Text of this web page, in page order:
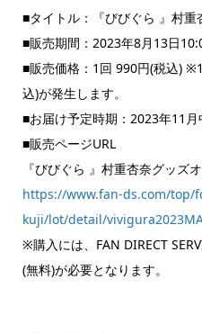
■タイトル：『びびぐら 』村重
■販売期間：2023年8月13日
■販売価格：1回 990円(税込)
込)が発生します。
■お届け予定時期：2023年11月
■販売ページURL
『びびぐら 』村重杏奈グッズ
https://www.fan-ds.com/top/
kuji/lot/detail/
※購入には、FAN DIRECT
(無料)が必要となります。